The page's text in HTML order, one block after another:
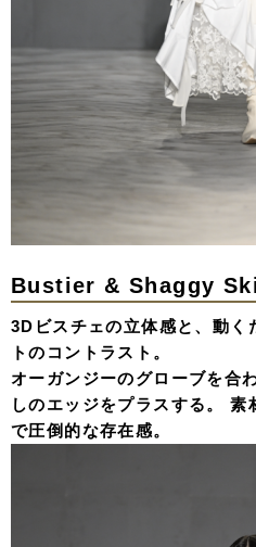
Bustier & Shaggy
3Dビスチェの立体感と、動く
トのコントラスト。
オーガンジーのグローブを合
しのエッジをプラスする。
で圧倒的な存在感。